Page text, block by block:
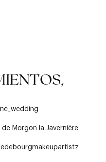
de Morgon la Javernière